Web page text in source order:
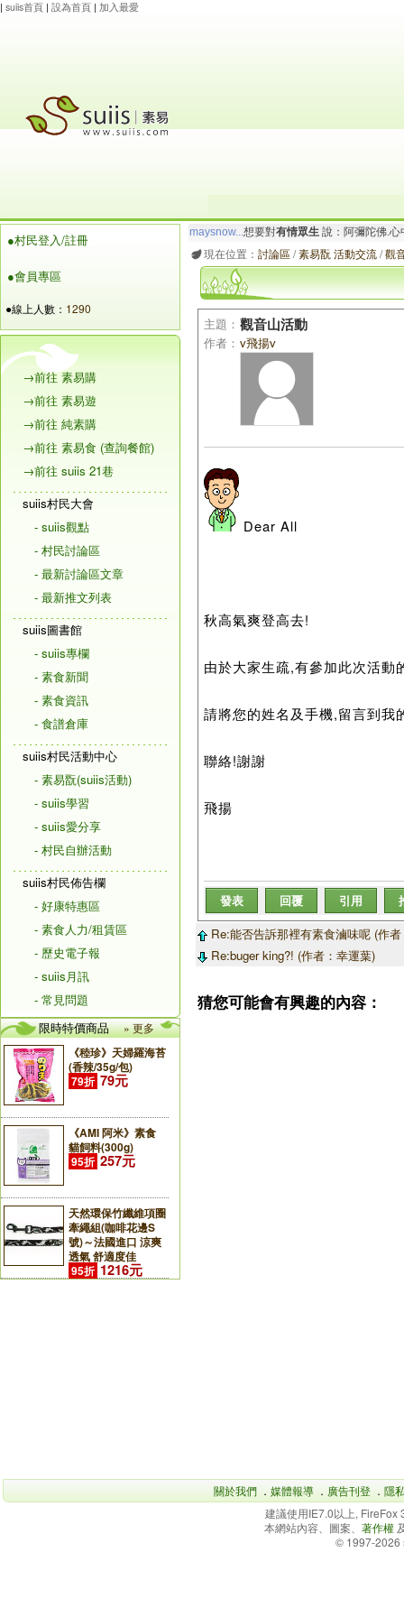
| suiis首頁 | 設為首頁 | 加入最愛
●村民登入/註冊
●會員專區
●線上人數： 1290
→前往 素易購
→前往 素易遊
→前往 純素購
→前往 素易食 (查詢餐館)
→前往 suiis 21巷
suiis村民大會
- suiis觀點
- 村民討論區
- 最新討論區文章
- 最新推文列表
suiis圖書館
- suiis專欄
- 素食新聞
- 素食資訊
- 食譜倉庫
suiis村民活動中心
- 素易翫(suiis活動)
- suiis學習
- suiis愛分享
- 村民自辦活動
suiis村民佈告欄
- 好康特惠區
- 素食人力/租賃區
- 歷史電子報
- suiis月訊
- 常見問題
限時特價商品
» 更多
《稑珍》天婦羅海苔
(香辣/35g/包)
79折 79元
《AMI 阿米》素食
貓飼料(300g)
95折 257元
天然環保竹纖維項圈
牽繩組(咖啡花邊S
號)～法國進口 涼爽
透氣 舒適度佳
95折 1216元
maysnow...想要對有情眾生 說：阿彌陀佛.心
玲瓏虹想要對 有情眾生說：阿彌陀佛.一切
現在位置： 討論區/素易翫 活動交流/觀
主題： 觀音山活動
作者： v飛揚v
Dear All
秋高氣爽登高去!
由於大家生疏,有參加此次活動
請將您的姓名及手機,留言到我
聯絡!謝謝
飛揚
發表 回覆 引用
Re:能否告訴那裡有素食滷味呢 (作
Re:buger king?! (作者：幸運葉)
猜您可能會有興趣的內容：
關於我們 ． 媒體報導 ． 廣告刊登 ． 隱
建議使用IE7.0以上,
本網站內容、圖案、 著作權
© 1997-2026